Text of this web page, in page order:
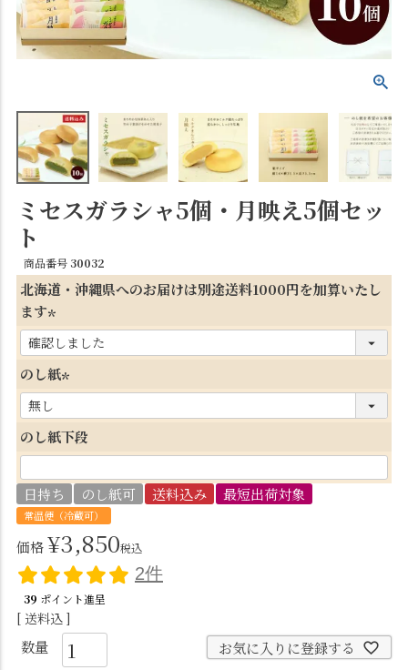
ミセスガラシャ5個・月映え5個セッ
ト
商品番号 30032
北海道・沖縄県へのお届けは別途送料1000円を加算いたし
ます
(
必
須
)
のし紙
必
須
のし紙下段
日持ち のし紙可 送料込み 最短出荷対象
常温便（冷蔵可）
価格¥3,850税込
2件
39 ポイント進呈
送料込
お気に入りに登録する